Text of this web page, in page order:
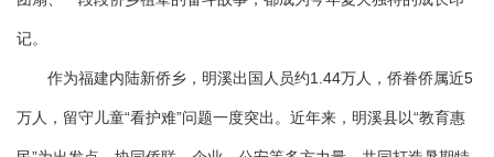
记。
作为福建内陆新侨乡，明溪出国人员约1.44万人，侨眷侨属近5
万人，留守儿童“看护难”问题一度突出。近年来，明溪县以“教育惠